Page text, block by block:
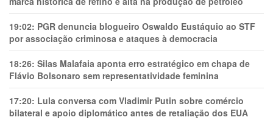
19:02: PGR denuncia blogueiro Oswaldo Eustáquio ao STF
por associação criminosa e ataques à democracia
18:26: Silas Malafaia aponta erro estratégico em chapa de
Flávio Bolsonaro sem representatividade feminina
17:20: Lula conversa com Vladimir Putin sobre comércio
bilateral e apoio diplomático antes de retaliação dos EUA